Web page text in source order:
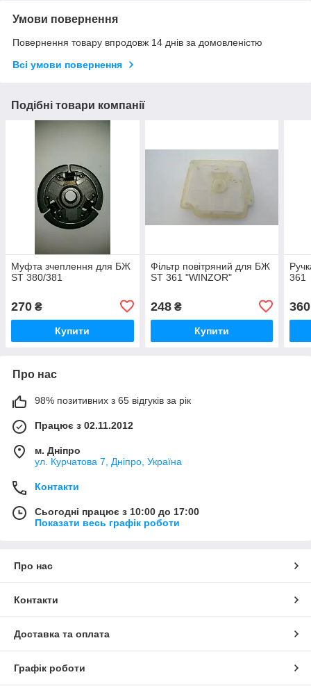
Умови повернення
Повернення товару впродовж 14 днів за домовленістю
Всі умови повернення
Подібні товари компанії
Муфта зчеплення для БЖ
ST 380/381
270 ₴
Купити
Фільтр повітряний для БЖ
ST 361 "WINZOR"
248₴
Купити
361
360
Про нас
98% позитивних з 65 відгуків за рік
Працює з 02.11.2012
м. Дніпро
ул. Курчатова 7, Дніпро, Україна
Контакти
Сьогодні працює з 10:00 до 17:00
Показати весь графік роботи
Про нас
Контакти
Доставка та оплата
Графік роботи